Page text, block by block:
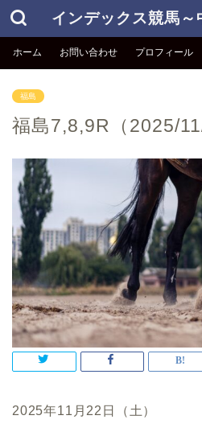
インデックス競馬～
ホーム お問い合わせ プロフィール
福島
福島7,8,9R（2025/
2025年11月22日（土）